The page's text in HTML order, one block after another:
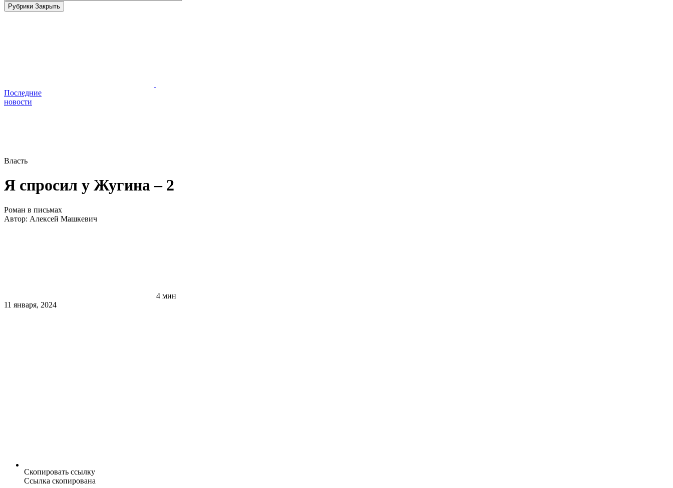
Рубрики Закрыть
Последние
новости
Власть
Я спросил у Жугина – 2
Роман в письмах
Автор: Алексей Машкевич
4 мин
11 января, 2024
Скопировать ссылку
Ссылка скопирована